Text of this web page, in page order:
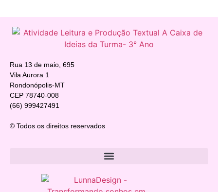
Rua 13 de maio, 695
Vila Aurora 1
Rondonópolis-MT
CEP 78740-008
(66) 999427491
© Todos os direitos reservados